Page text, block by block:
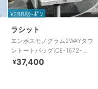
¥2888ｸｰﾎﾟﾝ
ラシット
エンボスモノグラム2WAYタウ
ントートバッグ(CE-1672-
WEB)
¥37,400